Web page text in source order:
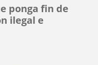
ponga fin de
ilegal e